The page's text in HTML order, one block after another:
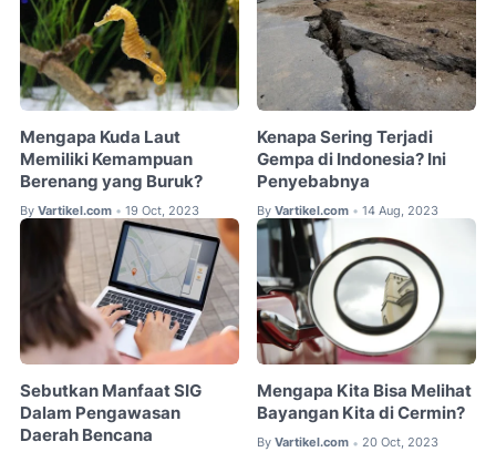
Mengapa Kuda Laut
Memiliki Kemampuan
Berenang yang Buruk?
By Vartikel.com • 19 Oct, 2023
Kenapa Sering Terjadi
Gempa di Indonesia? Ini
Penyebabnya
By Vartikel.com • 14 Aug, 2023
Sebutkan Manfaat SIG
Dalam Pengawasan
Daerah Bencana
Mengapa Kita Bisa Melihat
Bayangan Kita di Cermin?
By Vartikel.com • 20 Oct, 2023